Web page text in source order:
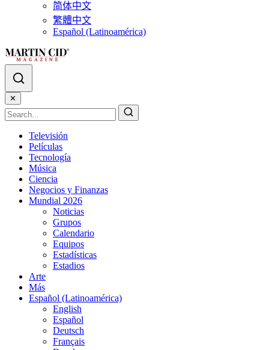
简体中文
繁體中文
Español (Latinoamérica)
✕
Televisión
Películas
Tecnología
Música
Ciencia
Negocios y Finanzas
Mundial 2026
Noticias
Grupos
Calendario
Equipos
Estadísticas
Estadios
Arte
Más
Español (Latinoamérica)
English
Español
Deutsch
Français